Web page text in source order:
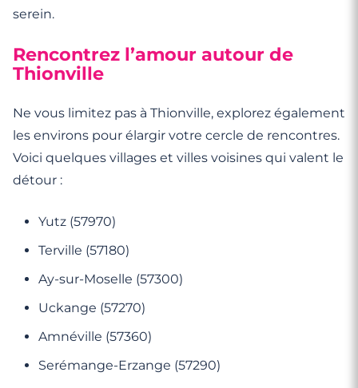
serein.
Rencontrez l’amour autour de
Thionville
Ne vous limitez pas à Thionville, explorez également
les environs pour élargir votre cercle de rencontres.
Voici quelques villages et villes voisines qui valent le
détour :
Yutz (57970)
Terville (57180)
Ay-sur-Moselle (57300)
Uckange (57270)
Amnéville (57360)
Serémange-Erzange (57290)